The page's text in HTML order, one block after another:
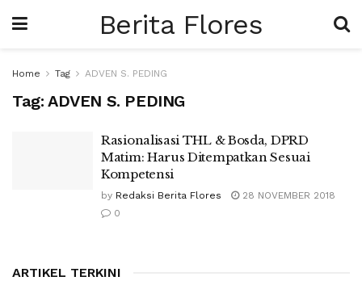
Berita Flores
Home Tag ADVEN S. PEDING
Tag: ADVEN S. PEDING
Rasionalisasi THL & Bosda, DPRD
Matim: Harus Ditempatkan Sesuai
Kompetensi
by Redaksi Berita Flores
28 NOVEMBER 2018
0
ARTIKEL TERKINI